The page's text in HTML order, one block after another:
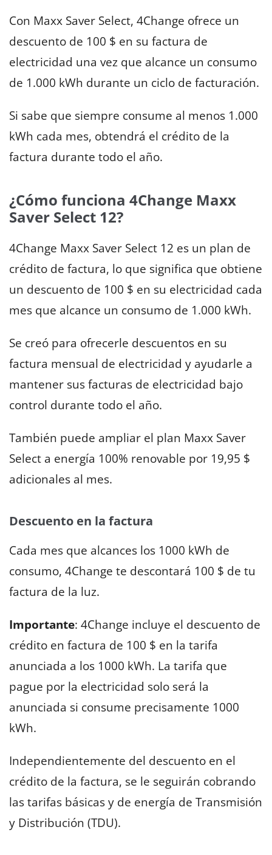
Con Maxx Saver Select, 4Change ofrece un
descuento de 100 $ en su factura de
electricidad una vez que alcance un consumo
de 1.000 kWh durante un ciclo de facturación.
Si sabe que siempre consume al menos 1.000
kWh cada mes, obtendrá el crédito de la
factura durante todo el año.
¿Cómo funciona 4Change Maxx
Saver Select 12?
4Change Maxx Saver Select 12 es un plan de
crédito de factura, lo que significa que obtiene
un descuento de 100 $ en su electricidad cada
mes que alcance un consumo de 1.000 kWh.
Se creó para ofrecerle descuentos en su
factura mensual de electricidad y ayudarle a
mantener sus facturas de electricidad bajo
control durante todo el año.
También puede ampliar el plan Maxx Saver
Select a energía 100% renovable por 19,95 $
adicionales al mes.
Descuento en la factura
Cada mes que alcances los 1000 kWh de
consumo, 4Change te descontará 100 $ de tu
factura de la luz.
Importante: 4Change incluye el descuento de
crédito en factura de 100 $ en la tarifa
anunciada a los 1000 kWh. La tarifa que
pague por la electricidad solo será la
anunciada si consume precisamente 1000
kWh.
Independientemente del descuento en el
crédito de la factura, se le seguirán cobrando
las tarifas básicas y de energía de Transmisión
y Distribución (TDU).